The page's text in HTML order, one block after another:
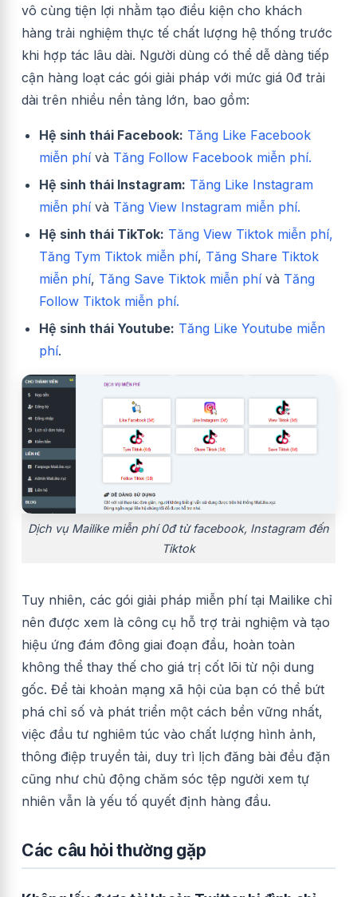
vô cùng tiện lợi nhằm tạo điều kiện cho khách
hàng trải nghiệm thực tế chất lượng hệ thống trước
khi hợp tác lâu dài. Người dùng có thể dễ dàng tiếp
cận hàng loạt các gói giải pháp với mức giá 0đ trải
dài trên nhiều nền tảng lớn, bao gồm:
Hệ sinh thái Facebook: Tăng Like Facebook
miễn phívà Tăng Follow Facebook miễn phí.
Hệ sinh thái Instagram: Tăng Like Instagram
miễn phívà Tăng View Instagram miễn phí.
Hệ sinh thái TikTok: Tăng View Tiktok miễn phí,
Tăng Tym Tiktok miễn phí, Tăng Share Tiktok
miễn phí, Tăng Save Tiktok miễn phívà Tăng
Follow Tiktok miễn phí.
Hệ sinh thái Youtube: Tăng Like Youtube miễn
phí.
Dịch vụ Mailike miễn phí 0đ từ facebook, Instagram đến
Tiktok
Tuy nhiên, các gói giải pháp miễn phí tại Mailike chỉ
nên được xem là công cụ hỗ trợ trải nghiệm và tạo
hiệu ứng đám đông giai đoạn đầu, hoàn toàn
không thể thay thế cho giá trị cốt lõi từ nội dung
gốc. Để tài khoản mạng xã hội của bạn có thể bứt
phá chỉ số và phát triển một cách bền vững nhất,
việc đầu tư nghiêm túc vào chất lượng hình ảnh,
thông điệp truyền tải, duy trì lịch đăng bài đều đặn
cũng như chủ động chăm sóc tệp người xem tự
nhiên vẫn là yếu tố quyết định hàng đầu.
Các câu hỏi thường gặp